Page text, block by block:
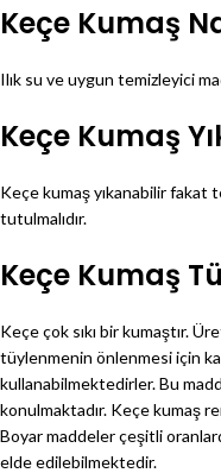
Keçe Kumaş
Ilık su ve uygun temizleyici
Keçe Kumaş
Keçe kumaş yıkanabilir fakat
tutulmalıdır.
Keçe Kumaş
Keçe çok sıkı bir kumaştır.
tüylenmenin önlenmesi için
kullanabilmektedirler. Bu
konulmaktadır. Keçe kumaş
Boyar maddeler çeşitli
elde edilebilmektedir.